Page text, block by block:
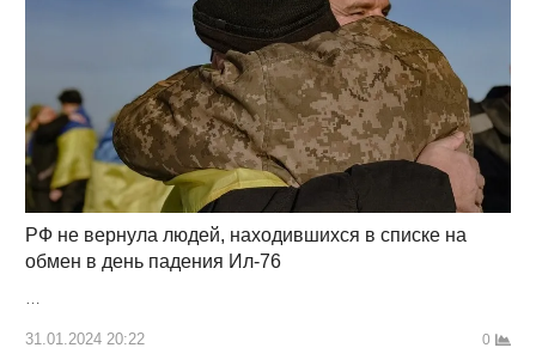
РФ не вернула людей, находившихся в списке на
обмен в день падения Ил-76
31.01.2024 20:22 0